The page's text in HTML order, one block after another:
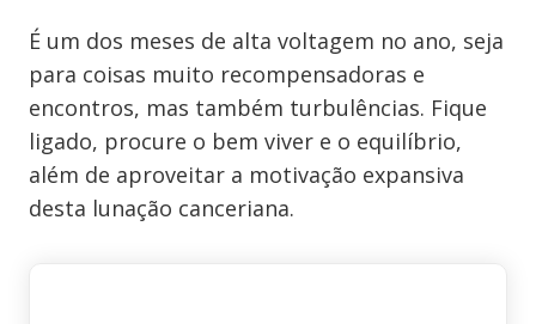
É um dos meses de alta voltagem no ano, seja
para coisas muito recompensadoras e
encontros, mas também turbulências. Fique
ligado, procure o bem viver e o equilíbrio,
além de aproveitar a motivação expansiva
desta lunação canceriana.